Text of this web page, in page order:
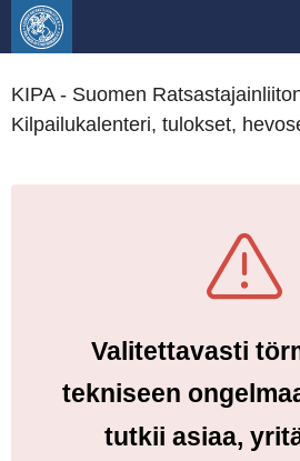
KIPA - Suomen
Kilpailukalenteri, tulokset,
Valitettavasti
tekniseen
tutkii asiaa,